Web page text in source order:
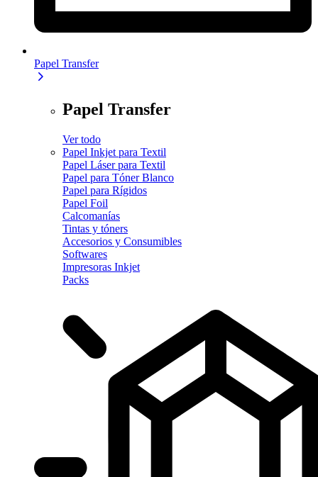
Papel Transfer
Papel Transfer
Ver todo
Papel Inkjet para Textil
Papel Láser para Textil
Papel para Tóner Blanco
Papel para Rígidos
Papel Foil
Calcomanías
Tintas y tóners
Accesorios y Consumibles
Softwares
Impresoras Inkjet
Packs